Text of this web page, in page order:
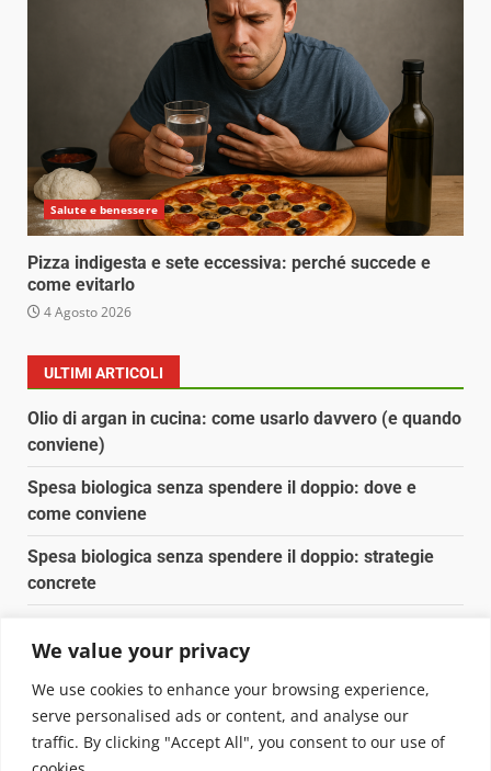
We value your privacy
We use cookies to enhance your browsing experience,
serve personalised ads or content, and analyse our
traffic. By clicking "Accept All", you consent to our use of
Salute e benessere
Pizza indigesta e sete eccessiva: perché succede e
come evitarlo
4 Agosto 2026
ULTIMI ARTICOLI
Olio di argan in cucina: come usarlo davvero (e quando
conviene)
Spesa biologica senza spendere il doppio: dove e
come conviene
Spesa biologica senza spendere il doppio: strategie
concrete
Pulizia naturale della casa: 3 ingredienti che
sostituiscono 10 prodotti chimici
Copyright © 2025 Biopianeta.it proprietà di Jws Media